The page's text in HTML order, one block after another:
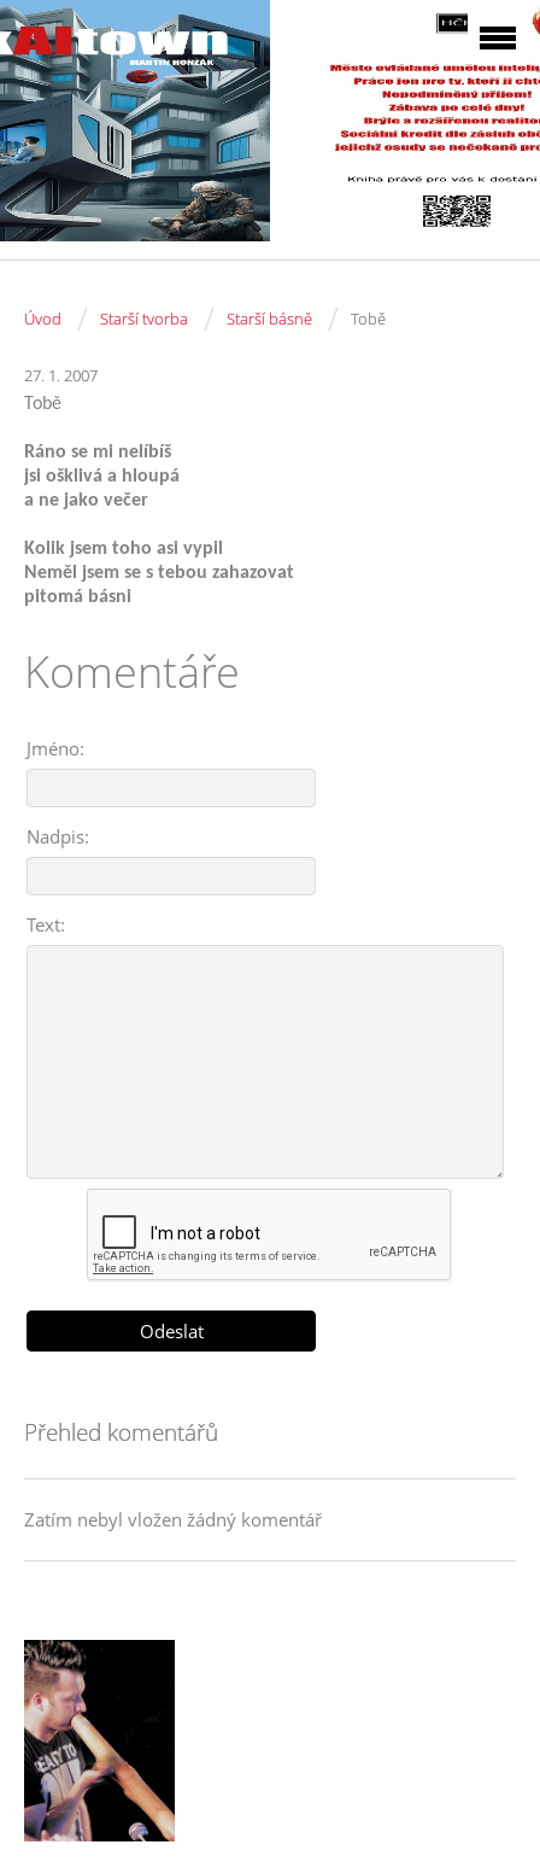
Úvod / Starší tvorba / Starší básně / Tobě
27. 1. 2007
Tobě
Ráno se mi nelíbíš
jsi ošklivá a hloupá
a ne jako večer
Kolik jsem toho asi vypil
Neměl jsem se s tebou zahazovat
pitomá básni
Komentáře
Jméno:
Nadpis:
Text:
Přehled komentářů
Zatím nebyl vložen žádný komentář